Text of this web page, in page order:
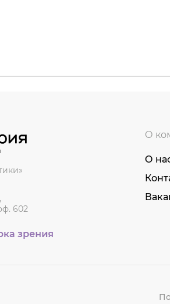
602
зрения
О
О